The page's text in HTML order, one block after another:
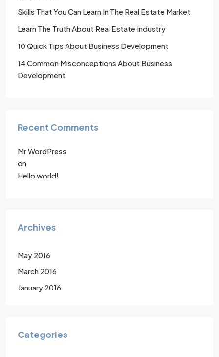
Skills That You Can Learn In The Real Estate Market
Learn The Truth About Real Estate Industry
10 Quick Tips About Business Development
14 Common Misconceptions About Business
Development
Recent Comments
Mr WordPress
on
Hello world!
Archives
May 2016
March 2016
January 2016
Categories